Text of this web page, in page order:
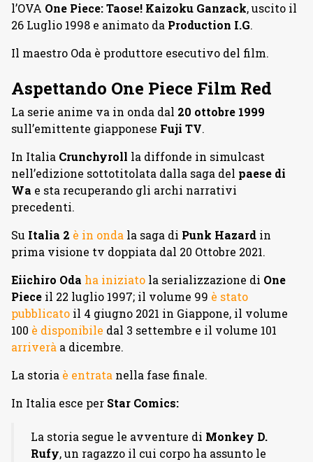
l’OVA One Piece: Taose! Kaizoku Ganzack, uscito il
26 Luglio 1998 e animato da Production I.G.
Il maestro Oda è produttore esecutivo del film.
Aspettando One Piece Film Red
La serie anime va in onda dal 20 ottobre 1999
sull’emittente giapponese Fuji TV.
In Italia Crunchyroll la diffonde in simulcast
nell’edizione sottotitolata dalla saga del paese di
Wa e sta recuperando gli archi narrativi
precedenti.
Su Italia 2 è in onda la saga di Punk Hazard in
prima visione tv doppiata dal 20 Ottobre 2021.
Eiichiro Oda ha iniziato la serializzazione di One
Piece il 22 luglio 1997; il volume 99 è stato
pubblicato il 4 giugno 2021 in Giappone, il volume
100 è disponibile dal 3 settembre e il volume 101
arriverà a dicembre.
La storia è entrata nella fase finale.
In Italia esce per Star Comics:
La storia segue le avventure di Monkey D.
Rufy, un ragazzo il cui corpo ha assunto le